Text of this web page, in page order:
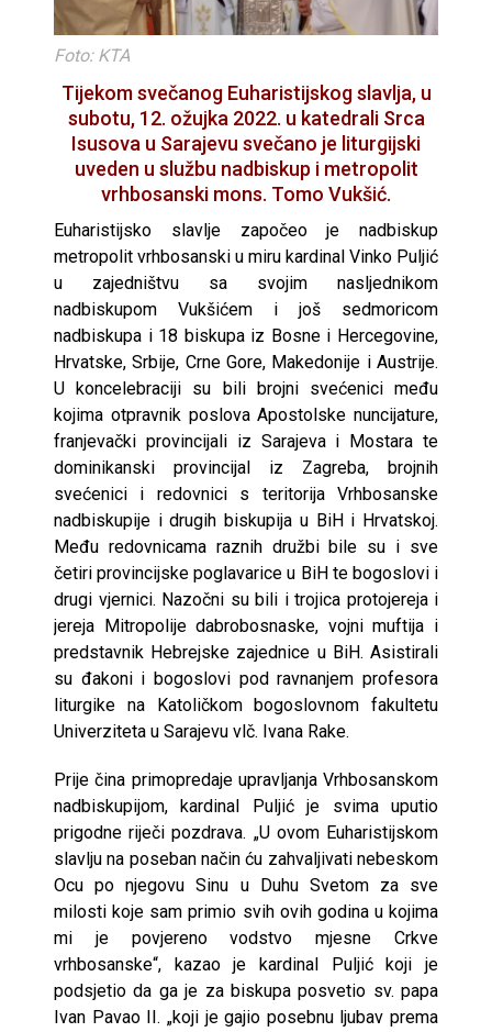
Foto: KTA
Tijekom svečanog Euharistijskog slavlja, u
subotu, 12. ožujka 2022. u katedrali Srca
Isusova u Sarajevu svečano je liturgijski
uveden u službu nadbiskup i metropolit
vrhbosanski mons. Tomo Vukšić.
Euharistijsko slavlje započeo je nadbiskup
metropolit vrhbosanski u miru kardinal Vinko Puljić
u zajedništvu sa svojim nasljednikom
nadbiskupom Vukšićem i još sedmoricom
nadbiskupa i 18 biskupa iz Bosne i Hercegovine,
Hrvatske, Srbije, Crne Gore, Makedonije i Austrije.
U koncelebraciji su bili brojni svećenici među
kojima otpravnik poslova Apostolske nuncijature,
franjevački provincijali iz Sarajeva i Mostara te
dominikanski provincijal iz Zagreba, brojnih
svećenici i redovnici s teritorija Vrhbosanske
nadbiskupije i drugih biskupija u BiH i Hrvatskoj.
Među redovnicama raznih družbi bile su i sve
četiri provincijske poglavarice u BiH te bogoslovi i
drugi vjernici. Nazočni su bili i trojica protojereja i
jereja Mitropolije dabrobosnaske, vojni muftija i
predstavnik Hebrejske zajednice u BiH. Asistirali
su đakoni i bogoslovi pod ravnanjem profesora
liturgike na Katoličkom bogoslovnom fakultetu
Univerziteta u Sarajevu vlč. Ivana Rake.
Prije čina primopredaje upravljanja Vrhbosanskom
nadbiskupijom, kardinal Puljić je svima uputio
prigodne riječi pozdrava. „U ovom Euharistijskom
slavlju na poseban način ću zahvaljivati nebeskom
Ocu po njegovu Sinu u Duhu Svetom za sve
milosti koje sam primio svih ovih godina u kojima
mi je povjereno vodstvo mjesne Crkve
vrhbosanske“, kazao je kardinal Puljić koji je
podsjetio da ga je za biskupa posvetio sv. papa
Ivan Pavao II. „koji je gajio posebnu ljubav prema